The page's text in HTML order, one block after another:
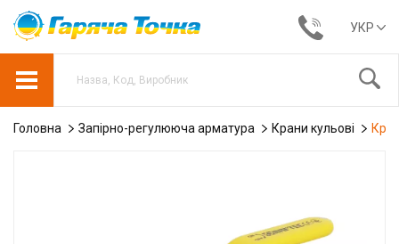
УКР
Головна Запірно-регулююча арматура Крани кульові